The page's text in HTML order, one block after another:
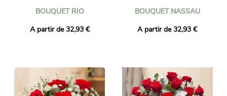
BOUQUET RIO
A partir de 32,93 €
BOUQUET NASSAU
A partir de 32,93 €